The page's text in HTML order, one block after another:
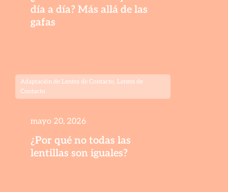
día a día? Más allá de las
gafas
mayo 20, 2026
Adaptación de Lentes de Contacto, Lentes de
Contacto
¿Por qué no todas las
lentillas son iguales?